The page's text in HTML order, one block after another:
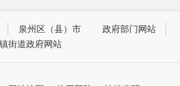
泉州区（县）市
政府部门网站
街道政府网站